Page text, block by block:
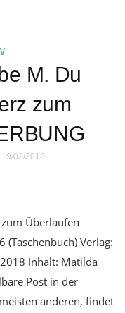
M. Du
zum
02/2018
Überlaufen
(Taschenbuch) Verlag:
Inhalt: Matilda
Post in der
anderen, findet